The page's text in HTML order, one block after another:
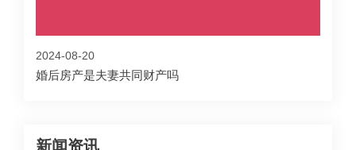
2024-08-20
婚后房产是夫妻共同财产吗
新闻资讯